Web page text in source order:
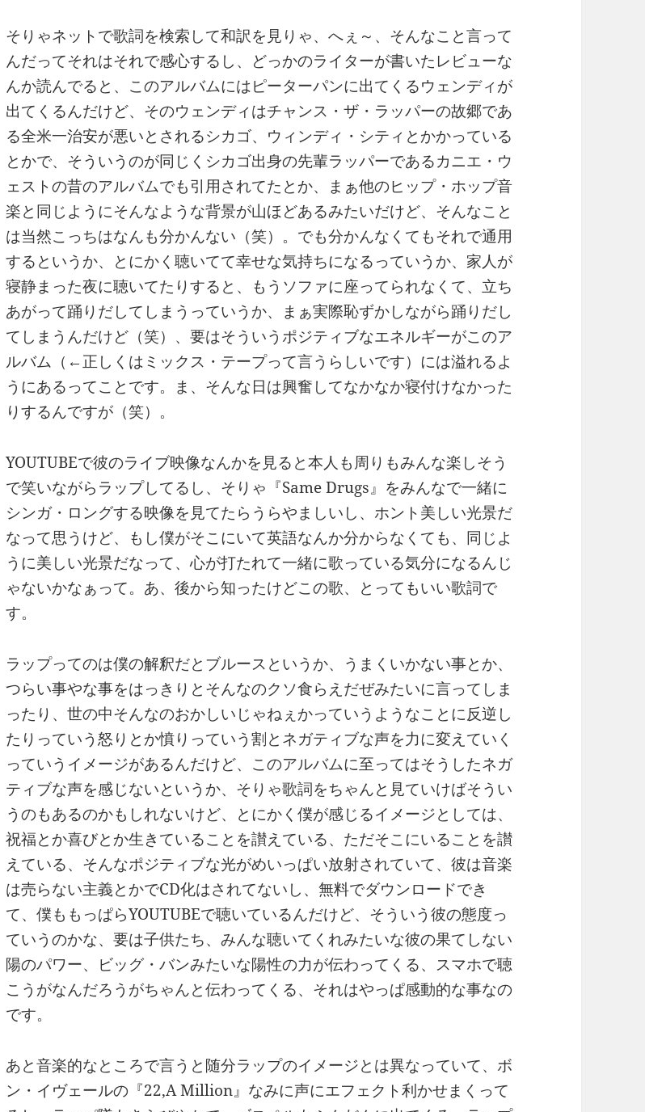
そりゃネットで歌詞を検索して和訳を見りゃ、へぇ～、そんなこと言って
んだってそれはそれで感心するし、どっかのライターが書いたレビューな
んか読んでると、このアルバムにはピーターパンに出てくるウェンディが
出てくるんだけど、そのウェンディはチャンス・ザ・ラッパーの故郷であ
る全米一治安が悪いとされるシカゴ、ウィンディ・シティとかかっている
とかで、そういうのが同じくシカゴ出身の先輩ラッパーであるカニエ・ウ
ェストの昔のアルバムでも引用されてたとか、まぁ他のヒップ・ホップ音
楽と同じようにそんなような背景が山ほどあるみたいだけど、そんなこと
は当然こっちはなんも分かんない（笑）。でも分かんなくてもそれで通用
するというか、とにかく聴いてて幸せな気持ちになるっていうか、家人が
寝静まった夜に聴いてたりすると、もうソファに座ってられなくて、立ち
あがって踊りだしてしまうっていうか、まぁ実際恥ずかしながら踊りだし
てしまうんだけど（笑）、要はそういうポジティブなエネルギーがこのア
ルバム（←正しくはミックス・テープって言うらしいです）には溢れるよ
うにあるってことです。ま、そんな日は興奮してなかなか寝付けなかった
りするんですが（笑）。
YOUTUBEで彼のライブ映像なんかを見ると本人も周りもみんな楽しそう
で笑いながらラップしてるし、そりゃ『Same Drugs』をみんなで一緒に
シンガ・ロングする映像を見てたらうらやましいし、ホント美しい光景だ
なって思うけど、もし僕がそこにいて英語なんか分からなくても、同じよ
うに美しい光景だなって、心が打たれて一緒に歌っている気分になるんじ
ゃないかなぁって。あ、後から知ったけどこの歌、とってもいい歌詞で
す。
ラップってのは僕の解釈だとブルースというか、うまくいかない事とか、
つらい事やな事をはっきりとそんなのクソ食らえだぜみたいに言ってしま
ったり、世の中そんなのおかしいじゃねぇかっていうようなことに反逆し
たりっていう怒りとか憤りっていう割とネガティブな声を力に変えていく
っていうイメージがあるんだけど、このアルバムに至ってはそうしたネガ
ティブな声を感じないというか、そりゃ歌詞をちゃんと見ていけばそうい
うのもあるのかもしれないけど、とにかく僕が感じるイメージとしては、
祝福とか喜びとか生きていることを讃えている、ただそこにいることを讃
えている、そんなポジティブな光がめいっぱい放射されていて、彼は音楽
は売らない主義とかでCD化はされてないし、無料でダウンロードでき
て、僕ももっぱらYOUTUBEで聴いているんだけど、そういう彼の態度っ
ていうのかな、要は子供たち、みんな聴いてくれみたいな彼の果てしない
陽のパワー、ビッグ・バンみたいな陽性の力が伝わってくる、スマホで聴
こうがなんだろうがちゃんと伝わってくる、それはやっぱ感動的な事なの
です。
あと音楽的なところで言うと随分ラップのイメージとは異なっていて、ボ
ン・イヴェールの『22,A Million』なみに声にエフェクト利かせまくって